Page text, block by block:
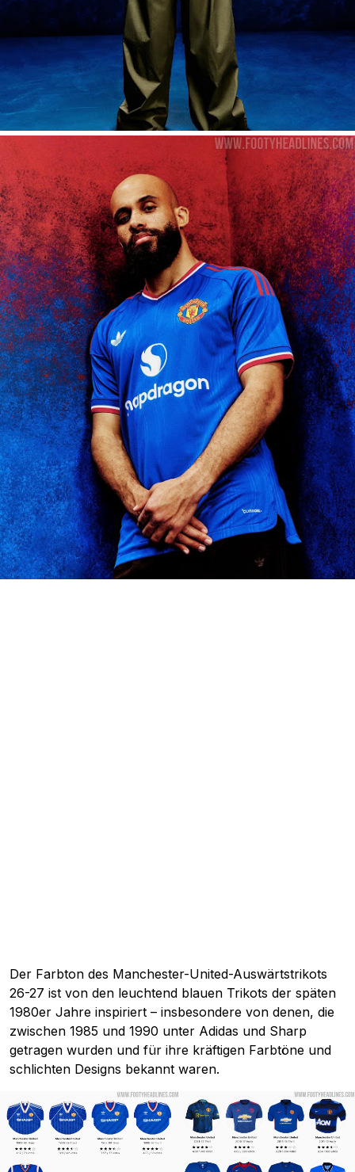
Der Farbton des Manchester-United-Auswärtstrikots
26-27 ist von den leuchtend blauen Trikots der späten
1980er Jahre inspiriert – insbesondere von denen, die
zwischen 1985 und 1990 unter Adidas und Sharp
getragen wurden und für ihre kräftigen Farbtöne und
schlichten Designs bekannt waren.